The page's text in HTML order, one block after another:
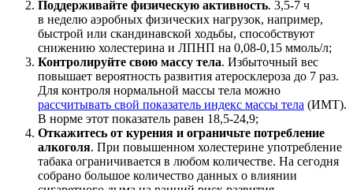
Поддерживайте физическую активность. 3,5-7 ч
в неделю аэробных физических нагрузок, например,
быстрой или скандинавской ходьбы, способствуют
снижению холестерина и ЛПНП на 0,08-0,15 ммоль/л;
Контролируйте свою массу тела. Избыточный вес
повышает вероятность развития атеросклероза до 7 раз.
Для контроля нормальной массы тела можно
рассчитывать свой показатель индекс массы тела (ИМТ).
В норме этот показатель равен 18,5-24,9;
Откажитесь от курения и ограничьте потребление
алкоголя. При повышенном холестерине употребление
табака ограничивается в любом количестве. На сегодня
собрано большое количество данных о влиянии